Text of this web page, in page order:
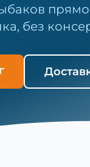
без